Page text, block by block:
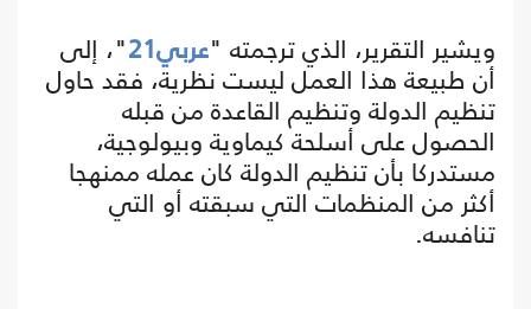
ويشير التقرير، الذي ترجمته "عربي21 "، إلى
أن طبيعة هذا العمل ليست نظرية، فقد حاول
تنظيم الدولة وتنظيم القاعدة من قبله
الحصول على أسلحة كيماوية وبيولوجية،
مستدركا بأن تنظيم الدولة كان عمله ممنهجا
أكثر من المنظمات التي سبقته أو التي
تنافسه.